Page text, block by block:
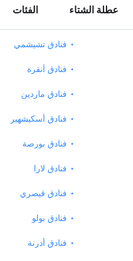
عطلة الشتاء الفئات
فنادق تشيشمي
فنادق أنقرة
فنادق ماردين
فنادق أسكيشهير
فنادق بورصة
فنادق لارا
فنادق قيصري
فنادق بولو
فنادق أدرنة